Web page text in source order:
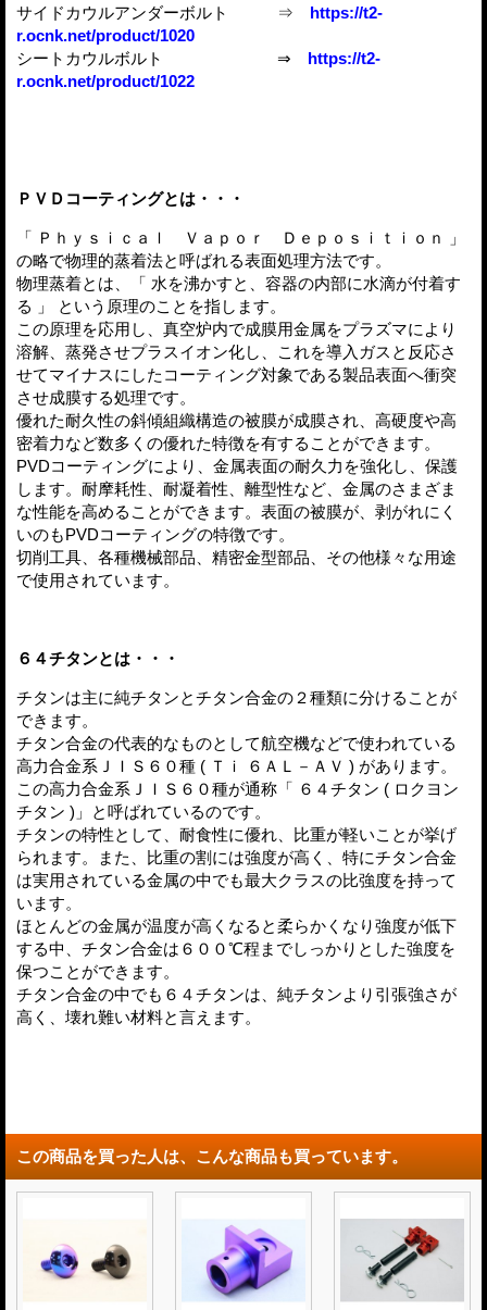
サイドカウルアンダーボルト ⇒
https://t2-
r.ocnk.net/product/1020
シートカウルボルト
⇒ https://t2-
r.ocnk.net/product/1022
ＰＶＤコーティングとは・・・
「 Ｐｈｙｓｉｃａｌ Ｖａｐｏｒ Ｄｅｐｏｓｉｔｉｏｎ 」
の略で物理的蒸着法と呼ばれる表面処理方法です。
物理蒸着とは、「 水を沸かすと、容器の内部に水滴が付着す
る 」 という原理のことを指します。
この原理を応用し、真空炉内で成膜用金属をプラズマにより
溶解、蒸発させプラスイオン化し、これを導入ガスと反応さ
せてマイナスにしたコーティング対象である製品表面へ衝突
させ成膜する処理です。
優れた耐久性の斜傾組織構造の被膜が成膜され、高硬度や高
密着力など数多くの優れた特徴を有することができます。
PVDコーティングにより、金属表面の耐久力を強化し、保護
します。耐摩耗性、耐凝着性、離型性など、金属のさまざま
な性能を高めることができます。表面の被膜が、剥がれにく
いのもPVDコーティングの特徴です。
切削工具、各種機械部品、精密金型部品、その他様々な用途
で使用されています。
６４チタンとは・・・
チタンは主に純チタンとチタン合金の２種類に分けることが
できます。
チタン合金の代表的なものとして航空機などで使われている
高力合金系ＪＩＳ６０種 ( Ｔｉ ６ＡＬ－ＡＶ ) があります。
この高力合金系ＪＩＳ６０種が通称「 ６４チタン ( ロクヨン
チタン )」と呼ばれているのです。
チタンの特性として、耐食性に優れ、比重が軽いことが挙げ
られます。また、比重の割には強度が高く、特にチタン合金
は実用されている金属の中でも最大クラスの比強度を持って
います。
ほとんどの金属が温度が高くなると柔らかくなり強度が低下
する中、チタン合金は６００℃程までしっかりとした強度を
保つことができます。
チタン合金の中でも６４チタンは、純チタンより引張強さが
高く、壊れ難い材料と言えます。
この商品を買った人は、こんな商品も買っています。